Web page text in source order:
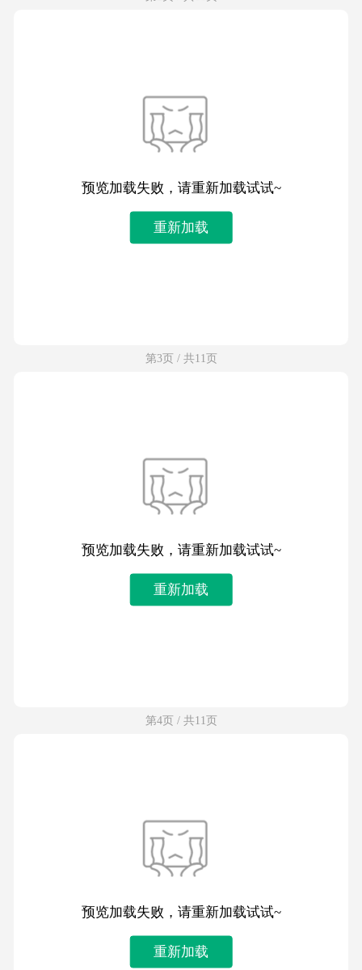
预览加载失败，请重新加载试试~
重新加载
第3页 / 共11页
预览加载失败，请重新加载试试~
重新加载
第4页 / 共11页
预览加载失败，请重新加载试试~
重新加载